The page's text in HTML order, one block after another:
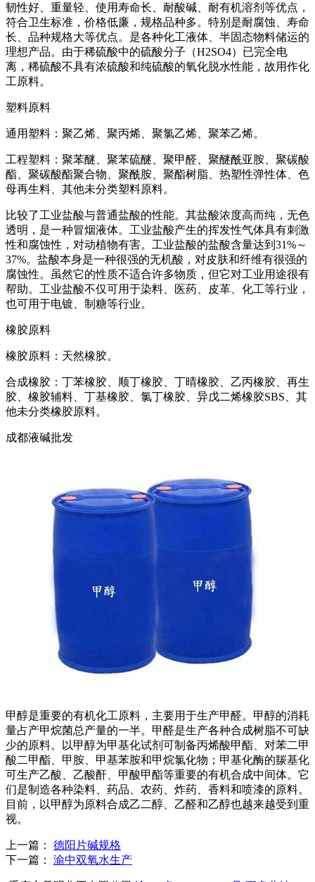
韧性好、重量轻、使用寿命长、耐酸碱、耐有机溶剂等优点，
符合卫生标准，价格低廉，规格品种多。特别是耐腐蚀、寿命
长、品种规格大等优点。是各种化工液体、半固态物料储运的
理想产品。由于稀硫酸中的硫酸分子（H2SO4）已完全电
离，稀硫酸不具有浓硫酸和纯硫酸的氧化脱水性能，故用作化
工原料。
塑料原料
通用塑料：聚乙烯、聚丙烯、聚氯乙烯、聚苯乙烯。
工程塑料：聚苯醚、聚苯硫醚、聚甲醛、聚醚酰亚胺、聚碳酸
酯、聚碳酸酯聚合物、聚酰胺、聚酯树脂、热塑性弹性体、色
母再生料、其他未分类塑料原料。
比较了工业盐酸与普通盐酸的性能。其盐酸浓度高而纯，无色
透明，是一种冒烟液体。工业盐酸产生的挥发性气体具有刺激
性和腐蚀性，对动植物有害。工业盐酸的盐酸含量达到31%～
37%。盐酸本身是一种很强的无机酸，对皮肤和纤维有很强的
腐蚀性。虽然它的性质不适合许多物质，但它对工业用途很有
帮助。工业盐酸不仅可用于染料、医药、皮革、化工等行业，
也可用于电镀、制糖等行业。
橡胶原料
橡胶原料：天然橡胶。
合成橡胶：丁苯橡胶、顺丁橡胶、丁晴橡胶、乙丙橡胶、再生
胶、橡胶辅料、丁基橡胶、氯丁橡胶、异戊二烯橡胶SBS、其
他未分类橡胶原料。
成都液碱批发
甲醇是重要的有机化工原料，主要用于生产甲醛。甲醇的消耗
量占产甲烷菌总产量的一半。甲醛是生产各种合成树脂不可缺
少的原料。以甲醇为甲基化试剂可制备丙烯酸甲酯、对苯二甲
酸二甲酯、甲胺、甲基苯胺和甲烷氯化物；甲基化酶的羰基化
可生产乙酸、乙酸酐、甲酸甲酯等重要的有机合成中间体。它
们是制造各种染料、药品、农药、炸药、香料和喷漆的原料。
目前，以甲醇为原料合成乙二醇、乙醛和乙醇也越来越受到重
视。
上一篇： 德阳片碱规格
下一篇： 渝中双氧水生产